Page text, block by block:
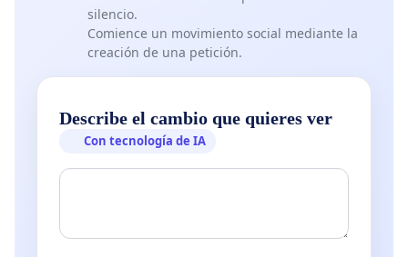
silencio.
Comience un movimiento social mediante la
creación de una petición.
Describe el cambio que quieres ver
Con tecnología de IA